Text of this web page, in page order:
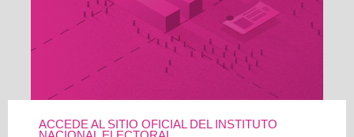
ACCEDE AL SITIO OFICIAL DEL INSTITUTO